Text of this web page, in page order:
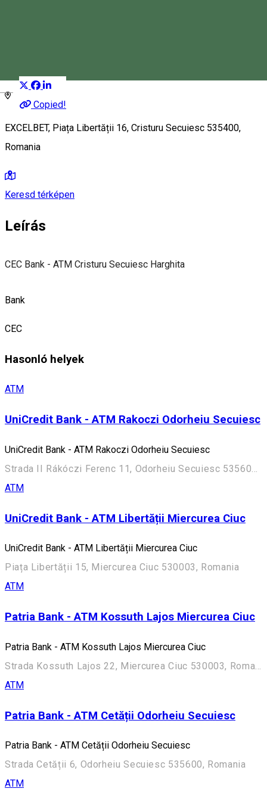
Magyar
Copied!
EXCELBET, Piața Libertății 16, Cristuru Secuiesc 535400,
Romania
Keresd térképen
Leírás
CEC Bank - ATM Cristuru Secuiesc Harghita
Bank
CEC
Hasonló helyek
ATM
UniCredit Bank - ATM Rakoczi Odorheiu Secuiesc
UniCredit Bank - ATM Rakoczi Odorheiu Secuiesc
Strada II Rákóczi Ferenc 11, Odorheiu Secuiesc 535600, Romania
ATM
UniCredit Bank - ATM Libertății Miercurea Ciuc
UniCredit Bank - ATM Libertății Miercurea Ciuc
Piața Libertății 15, Miercurea Ciuc 530003, Romania
ATM
Patria Bank - ATM Kossuth Lajos Miercurea Ciuc
Patria Bank - ATM Kossuth Lajos Miercurea Ciuc
ATM
Patria Bank - ATM Cetății Odorheiu Secuiesc
Patria Bank - ATM Cetății Odorheiu Secuiesc
Strada Cetății 6, Odorheiu Secuiesc 535600, Romania
ATM